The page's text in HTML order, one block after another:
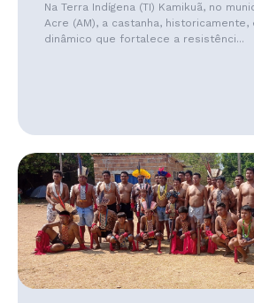
Na Terra Indígena (TI) Kamikuã, no
Acre (AM), a castanha, historicamente,
dinâmico que fortalece a resistênci...